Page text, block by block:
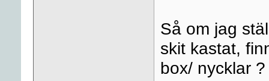
Så om jag
skit kastat,
box/ nycklar